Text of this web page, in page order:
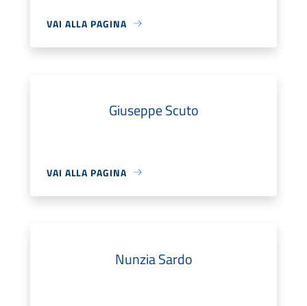
VAI ALLA PAGINA
Giuseppe Scuto
VAI ALLA PAGINA
Nunzia Sardo